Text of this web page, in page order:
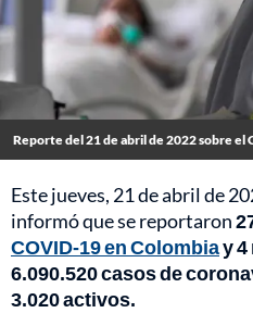
Reporte del 21 de abril de 2022 sobre el
Este jueves, 21 de abril de
informó que se reportaron
COVID-19 en Colombiay
6.090.520 casos de
3.020 activos.